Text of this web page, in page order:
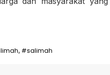
, #salimah